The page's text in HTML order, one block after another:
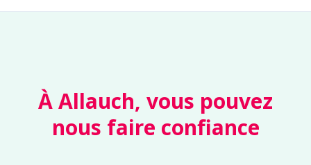
À Allauch, vous pouvez
nous faire confiance